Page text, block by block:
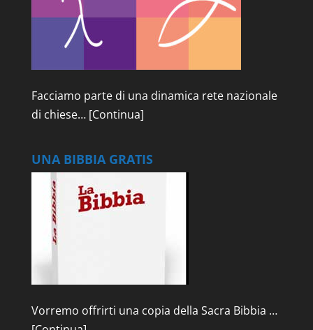
Facciamo parte di una dinamica rete nazionale
di chiese… [Continua]
UNA BIBBIA GRATIS
Vorremo offrirti una copia della Sacra Bibbia …